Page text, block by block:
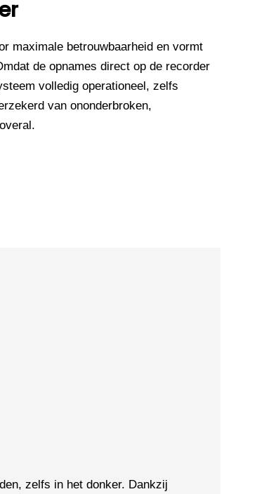
maximale betrouwbaarheid en vormt
de opnames direct op de recorder
volledig operationeel, zelfs
van ononderbroken,
zelfs in het donker. Dankzij